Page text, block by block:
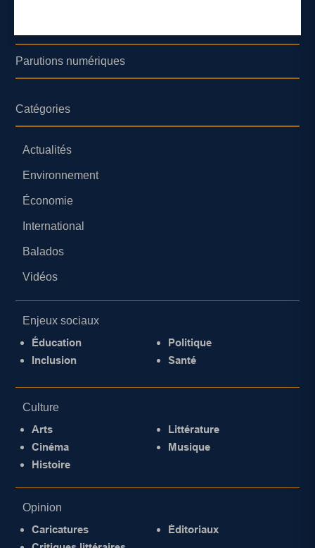
Parutions numériques
Catégories
Actualités
Environnement
Économie
International
Balados
Vidéos
Enjeux sociaux
Éducation
Inclusion
Politique
Santé
Culture
Arts
Cinéma
Histoire
Littérature
Musique
Opinion
Caricatures
Éditoriaux